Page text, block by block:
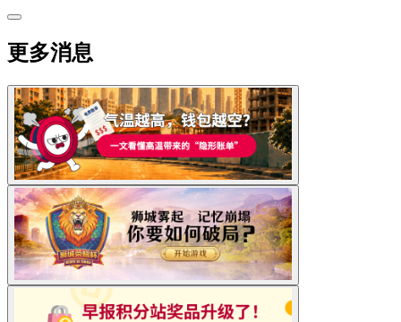
更多消息